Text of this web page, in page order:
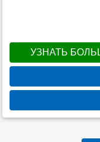
УЗНАТЬ